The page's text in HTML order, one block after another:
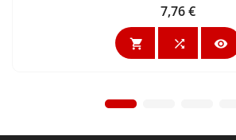
Cena
7,76 €
  